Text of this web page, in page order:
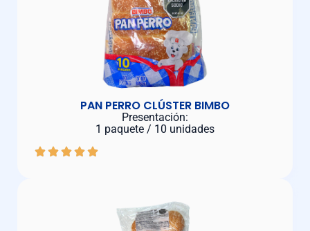
PAN PERRO CLÚSTER BIMBO
Presentación:
1 paquete / 10 unidades